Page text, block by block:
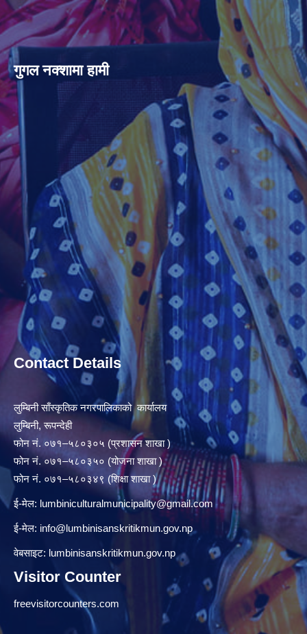
गुगल नक्शामा हामी
Contact Details
लुम्बिनी साँस्कृतिक नगरपालिकाको कार्यालय
लुम्बिनी, रूपन्देही
फोन नं. ०७१–५८०३०५ (प्रशासन शाखा )
फोन नं. ०७१–५८०३५० (योजना शाखा )
फोन नं. ०७१–५८०३४९ (शिक्षा शाखा )
ई-मेल: lumbiniculturalmunicipality@gmail.com
ई-मेल: info@lumbinisanskritikmun.gov.np
वेबसाइट: lumbinisanskritikmun.gov.np
Visitor Counter
freevisitorcounters.com